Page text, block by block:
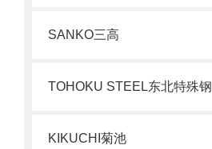
SANKO三高
TOHOKU STEEL东北特殊钢
KIKUCHI菊池